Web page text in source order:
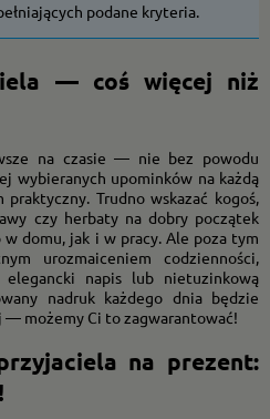
podane kryteria.
— coś więcej niż
na czasie — nie bez powodu
wybieranych upominków na każdą
Trudno wskazać kogoś,
czy herbaty na dobry początek
w domu, jak i w pracy. Ale poza tym
urozmaiceniem codzienności,
napis lub nietuzinkową
nadruk każdego dnia będzie
— możemy Ci to zagwarantować!
na prezent: